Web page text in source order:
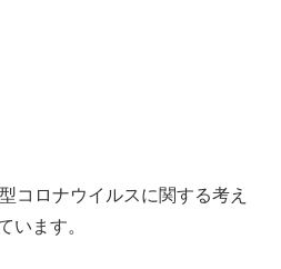
コロナウイルスに関する考え
います。